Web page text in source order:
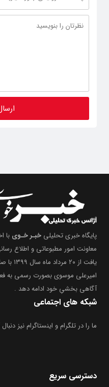
پایگاه خبری تحلیلی خبـر خـوی
معاونت امور مطبوعاتی و اطلاع
یافت
امیرعلی موسوی بصورت رسمی به
آگاهی بخشیِ خود ادامه دهد .
شبکه های اجتماعی
ما را در تلگرام و اینستاگرام نیز
دسترسی سریع